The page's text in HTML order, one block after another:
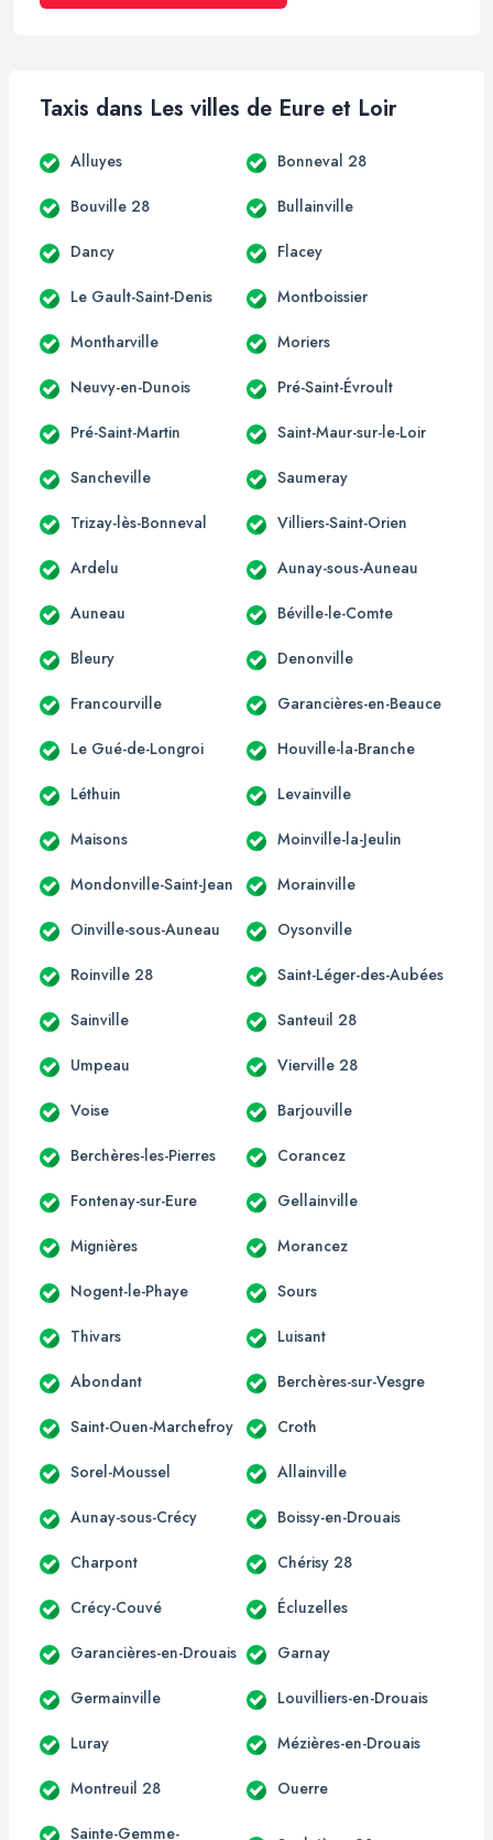
Taxis dans Les villes de Eure et Loir
Alluyes Bonneval 28
Bouville 28 Bullainville
Dancy Flacey
Le Gault-Saint-Denis Montboissier
Montharville Moriers
Neuvy-en-Dunois Pré-Saint-Évroult
Pré-Saint-Martin Saint-Maur-sur-le-Loir
Sancheville Saumeray
Trizay-lès-Bonneval Villiers-Saint-Orien
Ardelu Aunay-sous-Auneau
Auneau Béville-le-Comte
Bleury Denonville
Francourville Garancières-en-Beauce
Le Gué-de-Longroi Houville-la-Branche
Léthuin Levainville
Maisons Moinville-la-Jeulin
Mondonville-Saint-Jean Morainville
Oinville-sous-Auneau Oysonville
Roinville 28 Saint-Léger-des-Aubées
Sainville Santeuil 28
Umpeau Vierville 28
Voise Barjouville
Berchères-les-Pierres Corancez
Fontenay-sur-Eure Gellainville
Mignières Morancez
Nogent-le-Phaye Sours
Thivars Luisant
Abondant Berchères-sur-Vesgre
Saint-Ouen-Marchefroy Croth
Sorel-Moussel Allainville
Aunay-sous-Crécy Boissy-en-Drouais
Charpont Chérisy 28
Crécy-Couvé Écluzelles
Garancières-en-Drouais Garnay
Germainville Louvilliers-en-Drouais
Luray Mézières-en-Drouais
Montreuil 28 Ouerre
Sainte-Gemme-